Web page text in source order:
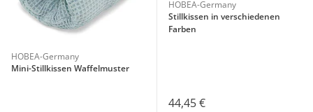
HOBEA-Germany
Mini-Stillkissen Waffelmuster
HOBEA-Germany
Stillkissen in verschiedenen
Farben
44,45 €